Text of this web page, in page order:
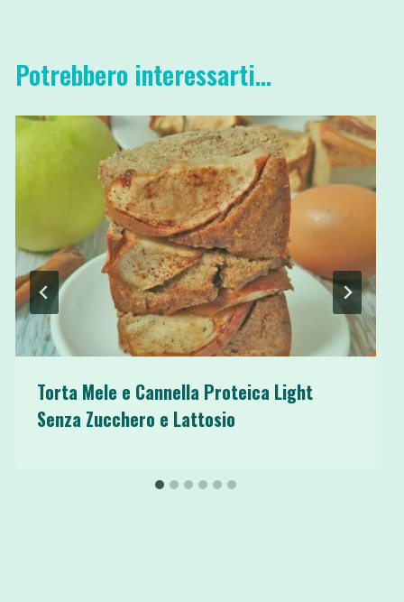
Potrebbero interessarti...
Torta Mele e Cannella Proteica Light
Senza Zucchero e Lattosio